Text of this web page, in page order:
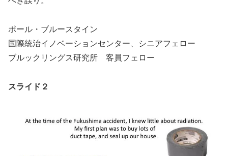
ポール・ブルースタイン
国際統治イノベーションセンター、シニアフェロー
ブルックリングス研究所 客員フェロー
スライド２